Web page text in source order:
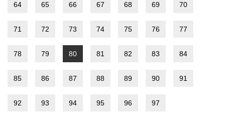
64 65 66 67 68 69 70
71 72 73 74 75 76 77
78 79 80 81 82 83 84
85 86 87 88 89 90 91
92 93 94 95 96 97